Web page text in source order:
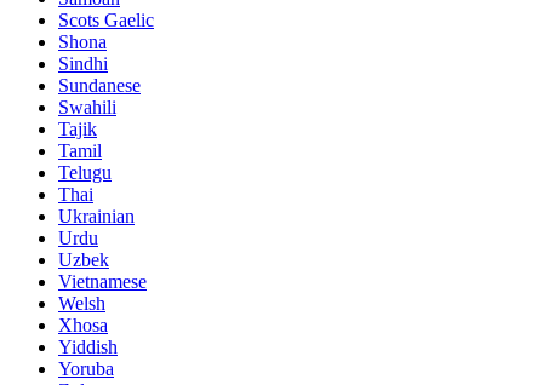
Scots Gaelic
Shona
Sindhi
Sundanese
Swahili
Tajik
Tamil
Telugu
Thai
Ukrainian
Urdu
Uzbek
Vietnamese
Welsh
Xhosa
Yiddish
Yoruba